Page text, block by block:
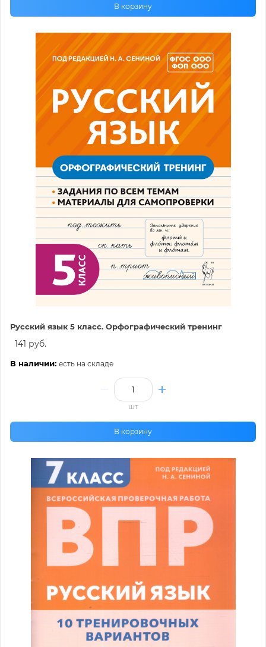
В корзину
Русский язык 5 класс. Орфографический тренинг
141 руб.
В наличии: есть на складе
шт
В корзину